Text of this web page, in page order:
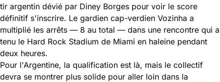
tir argentin dévié par Diney Borges pour voir le score
définitif s'inscrire. Le gardien cap-verdien Vozinha a
multiplié les arrêts — 8 au total — dans une rencontre qui a
tenu le Hard Rock Stadium de Miami en haleine pendant
deux heures.
Pour l'Argentine, la qualification est là, mais le collectif
devra se montrer plus solide pour aller loin dans la